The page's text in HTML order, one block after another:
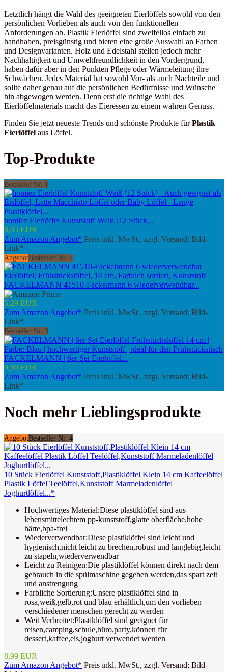
Letztlich hängt die Wahl des geeigneten Eierlöffels sowohl von den
persönlichen Vorlieben als auch von den funktionellen
Anforderungen ab. Plastik Eierlöffel sind zweifellos einfach zu
handhaben, preisgünstig und bieten eine große Auswahl an Farben
und Designvarianten. Holz und Edelstahl stellen jedoch mehr
Nachhaltigkeit und Umweltfreundlichkeit in den Vordergrund,
haben dafür aber in den Punkten Pflege oder Wärmeleitung ihre
Schwächen. Jedes Material hat sowohl Vor- als auch Nachteile und
sollte daher genau auf die persönlichen Bedürfnisse und Wünsche
hin abgewogen werden. Denn erst die richtige Wahl des
Eierlöffelmaterials macht das Eieressen zu einem wahren Genuss.
Finden Sie jetzt neueste Trends und schönste Produkte fürPlastik
Eierlöffel aus Löffel.
Top-Produkte
Bestseller Nr. 1
homiez Eierlöffel Kunststoff Weiß [12 Stück...
8,95 EUR
Zum Amazon Angebot* Preis inkl. MwSt., zzgl. Versand; Bild-
Link*
Angebot Bestseller Nr. 2
FACKELMANN 41510-Fackelmann 6 wiederverwendbar...
5,29 EUR
Zum Amazon Angebot* Preis inkl. MwSt., zzgl. Versand; Bild-
Link*
Bestseller Nr. 3
FACKELMANN | 6er Set Eierlöffel...
9,90 EUR
Zum Amazon Angebot* Preis inkl. MwSt., zzgl. Versand; Bild-
Link*
Noch mehr Lieblingsprodukte
AngebotBestseller Nr. 4
10 Stück Eierlöffel Kunststoff,Plastiklöffel Klein 14 cm Kaffeelöffel
Plastik Löffel Teelöffel,Kunststoff Marmeladenlöffel
Joghurtlöffel...*
Hochwertiges Material:Diese plastiklöffel sind aus
lebensmittelechtem pp-kunststoff,glatte oberfläche,hohe
härte,bpa-frei
Wiederverwendbar:Diese plastiklöffel sind leicht und
hygienisch,nicht leicht zu brechen,robust und langlebig,leicht
zu stapeln,wiederverwendbar
Leicht zu Reinigen:Die plastiklöffel können direkt nach dem
gebrauch in die spülmaschine gegeben werden,das spart zeit
und anstrengung
Farbliche Sortierung:Unsere plastiklöffel sind in
rosa,weiß,gelb,rot und blau erhältlich,um den vorlieben
verschiedener menschen gerecht zu werden
Weit Verbreitet:Plastiklöffel sind geeignet für
reisen,camping,schule,büro,party,können für
dessert,kaffee,eis,joghurt verwendet werden
8,99 EUR
Zum Amazon Angebot* Preis inkl. MwSt., zzgl. Versand; Bild-